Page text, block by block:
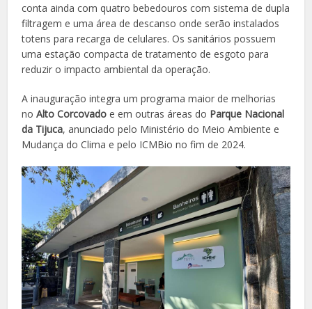
conta ainda com quatro bebedouros com sistema de dupla
filtragem e uma área de descanso onde serão instalados
totens para recarga de celulares. Os sanitários possuem
uma estação compacta de tratamento de esgoto para
reduzir o impacto ambiental da operação.
A inauguração integra um programa maior de melhorias
noAlto Corcovado e em outras áreas do Parque Nacional
da Tijuca, anunciado pelo Ministério do Meio Ambiente e
Mudança do Clima e pelo ICMBio no fim de 2024.